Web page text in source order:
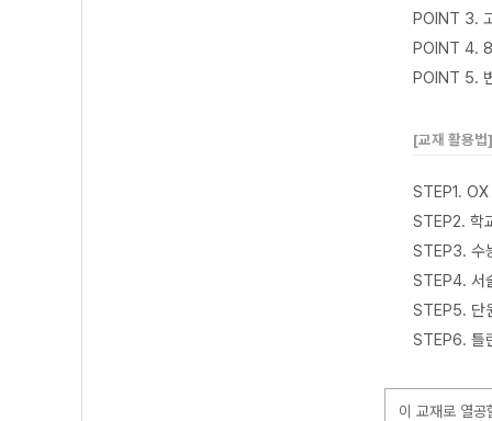
POINT 3.
POINT 4. 8
POINT 5.
[교재 활용법
STEP1.
STEP2. 학
STEP3. 수
STEP4. 서
STEP5. 단
STEP6. 틀
이 교재로 열